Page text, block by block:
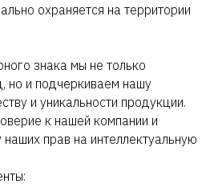
охраняется на территории
знака мы не только
и подчеркиваем нашу
и уникальности продукции.
к нашей компании и
прав на интеллектуальную